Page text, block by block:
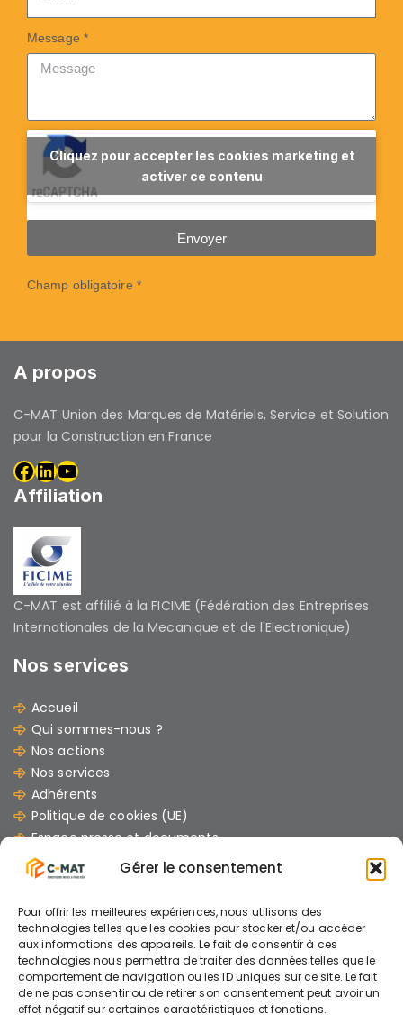
Gérer le consentement
Pour offrir les meilleures expériences, nous utilisons des
technologies telles que les cookies pour stocker et/ou accéder
aux informations des appareils. Le fait de consentir à ces
technologies nous permettra de traiter des données telles que le
comportement de navigation ou les ID uniques sur ce site. Le fait
de ne pas consentir ou de retirer son consentement peut avoir un
effet négatif sur certaines caractéristiques et fonctions.
Message *
Cliquez pour accepter les cookies marketing et
activer ce contenu
Envoyer
Champ obligatoire *
A propos
C-MAT Union des Marques de Matériels, Service et Solution
pour la Construction en France
Affiliation
C-MAT est affilié à la FICIME (Fédération des Entreprises
Internationales de la Mecanique et de l'Electronique)
Nos services
Accueil
Qui sommes-nous ?
Nos actions
Nos services
Adhérents
Politique de cookies (UE)
Espace presse et documents
Contacts
Les dernières Actus
07/07/2026
GUIDE : « Comment mener un chantier avec
des engins électriques »